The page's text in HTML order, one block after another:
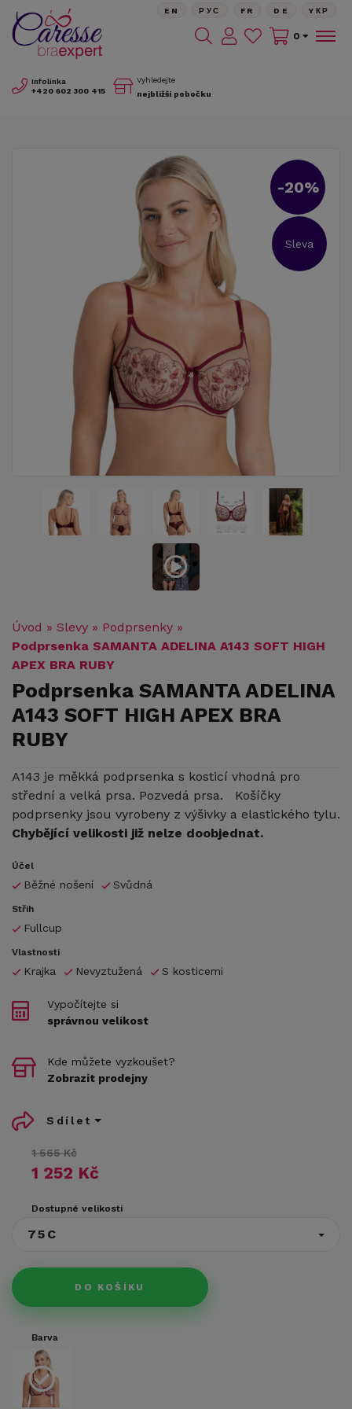
Infolinka
+420 602 300 415
Vyhledejte
nejbližší pobočku
EN РУС FR DE YКР
0
-20%
Sleva
Úvod » Slevy » Podprsenky »
Podprsenka SAMANTA ADELINA A143 SOFT HIGH
APEX BRA RUBY
Podprsenka SAMANTA ADELINA
A143 SOFT HIGH APEX BRA
RUBY
A143 je měkká podprsenka s kosticí vhodná pro
střední a velká prsa. Pozvedá prsa. Košíčky
podprsenky jsou vyrobeny z výšivky a elastického tylu.
Chybějící velikosti již nelze doobjednat.
Účel
Běžné nošení Svůdná
Střih
Fullcup
Vlastnosti
Krajka Nevyztužená S kosticemi
1 565 Kč
1 252 Kč
Dostupné velikosti
75C
DO KOŠÍKU
Vypočítejte si
správnou velikost
Kde můžete vyzkoušet?
Zobrazit prodejny
Sdílet
Barva